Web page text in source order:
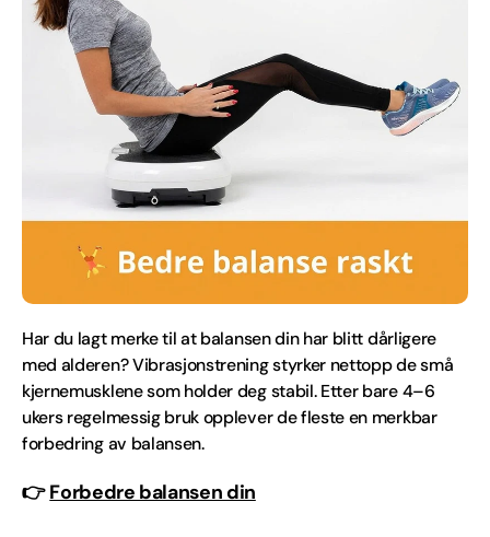
Har du lagt merke til at balansen din har blitt dårligere
med alderen? Vibrasjonstrening styrker nettopp de små
kjernemusklene som holder deg stabil. Etter bare 4–6
ukers regelmessig bruk opplever de fleste en merkbar
forbedring av balansen.
👉Forbedre balansen din